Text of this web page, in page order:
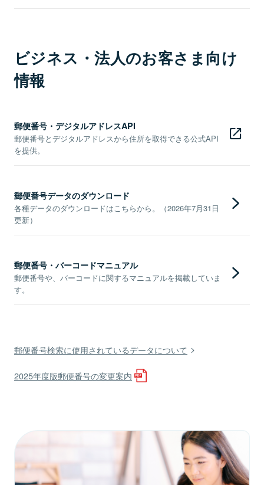
ビジネス・法人のお客さま向け
情報
郵便番号・デジタルアドレスAPI
郵便番号とデジタルアドレスから住所を取得できる公式API
を提供。
郵便番号データのダウンロード
各種データのダウンロードはこちらから。（2026年7月31日
更新）
郵便番号・バーコードマニュアル
郵便番号や、バーコードに関するマニュアルを掲載していま
す。
郵便番号検索に使用されているデータについて
2025年度版郵便番号の変更案内